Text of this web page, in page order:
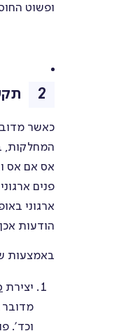
ופשוט
כאשר
המחלקות,
אס אם אס
פנים
ארגוני
הודעות
באמצעות
יצירת
מדובר
וכד'.